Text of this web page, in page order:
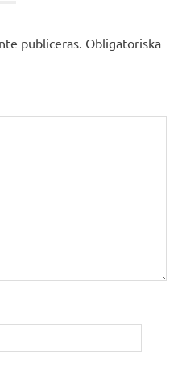
publiceras. Obligatoriska